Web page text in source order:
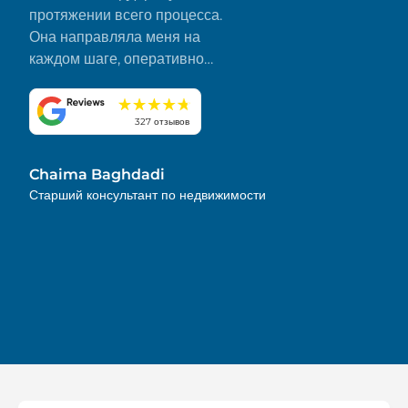
протяжении всего процесса.
Она направляла меня на
каждом шаге, оперативно
и сделала все гладко и без
стресса. Я искренне ценю ее
к деталям. Настоятельно
рекомендую!
327 отзывов
Chaima Baghdadi
Старший консультант по недвижимости